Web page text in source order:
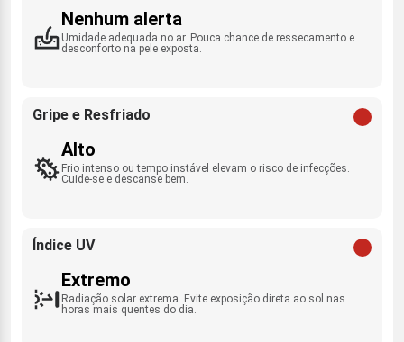
Nenhum alerta
Umidade adequada no ar. Pouca chance de ressecamento e
desconforto na pele exposta.
Gripe e Resfriado
Alto
Frio intenso ou tempo instável elevam o risco de infecções.
Cuide-se e descanse bem.
Índice UV
Extremo
Radiação solar extrema. Evite exposição direta ao sol nas
horas mais quentes do dia.